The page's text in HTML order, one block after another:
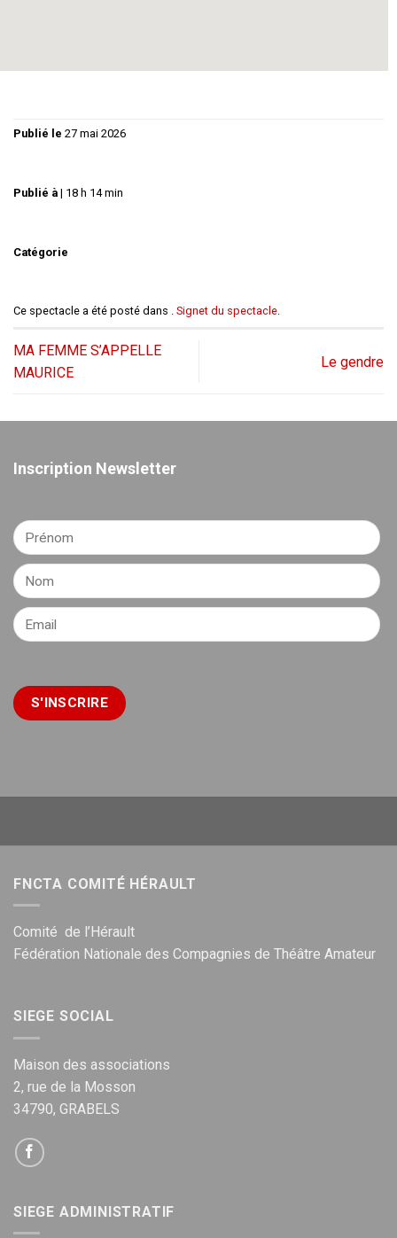
Publié le 27 mai 2026
Publié à | 18 h 14 min
Catégorie
Ce spectacle a été posté dans . Signet du spectacle.
MA FEMME S’APPELLE
MAURICE
Le gendre
Inscription Newsletter
FNCTA COMITÉ HÉRAULT
Comité de l’Hérault
Fédération Nationale des Compagnies de Théâtre Amateur
SIEGE SOCIAL
Maison des associations
2, rue de la Mosson
34790, GRABELS
SIEGE ADMINISTRATIF